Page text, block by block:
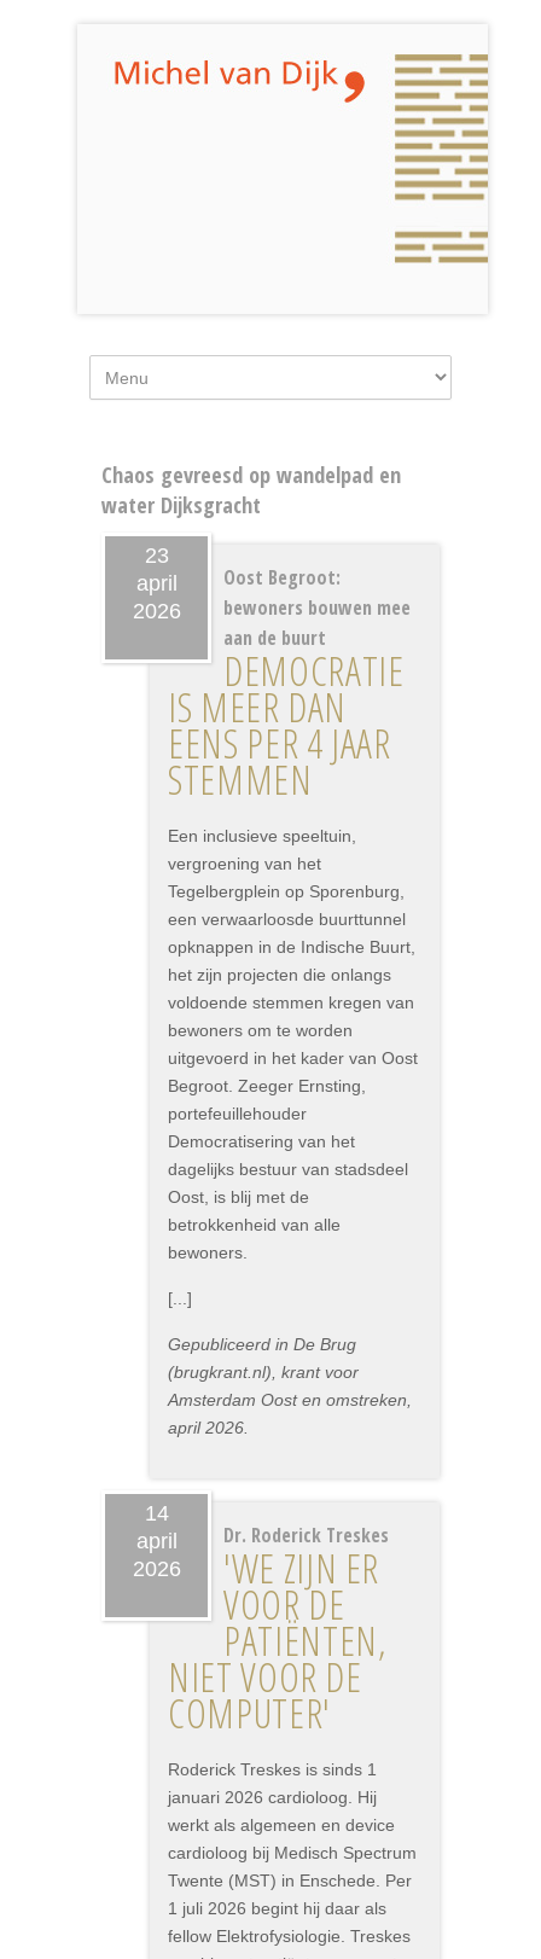
Chaos gevreesd op wandelpad en
water Dijksgracht
23
april
2026
Oost Begroot:
bewoners bouwen mee
aan de buurt
DEMOCRATIE
IS MEER DAN
EENS PER 4 JAAR
STEMMEN
Een inclusieve speeltuin,
vergroening van het
Tegelbergplein op Sporenburg,
een verwaarloosde buurttunnel
opknappen in de Indische Buurt,
het zijn projecten die onlangs
voldoende stemmen kregen van
bewoners om te worden
uitgevoerd in het kader van Oost
Begroot. Zeeger Ernsting,
portefeuillehouder
Democratisering van het
dagelijks bestuur van stadsdeel
Oost, is blij met de
betrokkenheid van alle
bewoners.
[...]
Gepubliceerd in De Brug
(brugkrant.nl), krant voor
Amsterdam Oost en omstreken,
april 2026.
14
april
2026
Dr. Roderick Treskes
'WE ZIJN ER
VOOR DE
PATIËNTEN,
NIET VOOR DE
COMPUTER'
Roderick Treskes is sinds 1
januari 2026 cardioloog. Hij
werkt als algemeen en device
cardioloog bij Medisch Spectrum
Twente (MST) in Enschede. Per
1 juli 2026 begint hij daar als
fellow Elektrofysiologie. Treskes